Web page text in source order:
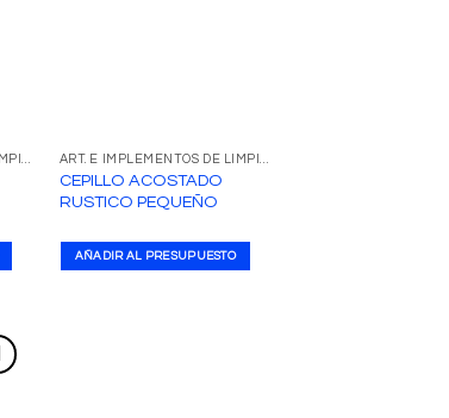
CEPILLO ACOSTADO
RUSTICO PEQUEÑO
AÑADIR AL PRESUPUESTO